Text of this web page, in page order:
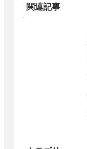
関連記事